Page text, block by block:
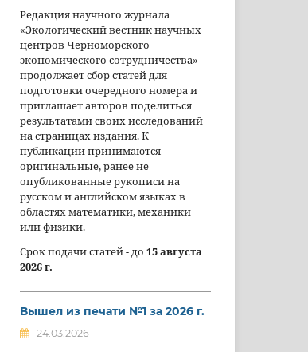
Редакция научного журнала
«Экологический вестник научных
центров Черноморского
экономического сотрудничества»
продолжает сбор статей для
подготовки очередного номера и
приглашает авторов поделиться
результатами своих исследований
на страницах издания. К
публикации принимаются
оригинальные, ранее не
опубликованные рукописи на
русском и английском языках в
областях математики, механики
или физики.
Срок подачи статей - до 15 августа
2026 г.
Вышел из печати №1 за 2026 г.
24.03.2026